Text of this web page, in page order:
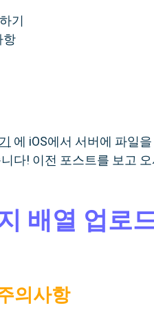
기
항
에 iOS에서 서버에 파일
다! 이전 포스트를 보고
배열 업로
의사항